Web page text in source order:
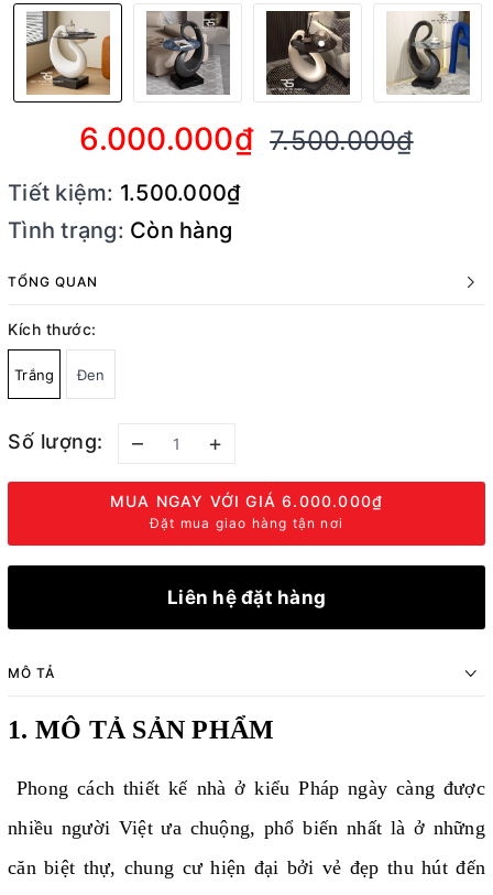
6.000.000₫ 7.500.000₫
Tiết kiệm: 1.500.000₫
Tình trạng: Còn hàng
TỔNG QUAN
Kích thước:
Trắng Đen
Số lượng: – +
MUA NGAY VỚI GIÁ6.000.000₫
Đặt mua giao hàng tận nơi
Liên hệ đặt hàng
MÔ TẢ
1. MÔ TẢ SẢN PHẨM
Phong cách thiết kế nhà ở kiểu Pháp ngày càng được
nhiều người Việt ưa chuộng, phổ biến nhất là ở những
căn biệt thự, chung cư hiện đại bởi vẻ đẹp thu hút đến